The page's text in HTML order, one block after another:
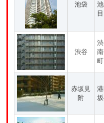
池袋
目
渋谷
赤坂見
附